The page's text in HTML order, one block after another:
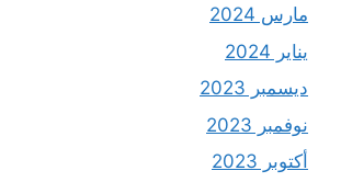
مارس 2024
يناير 2024
ديسمبر 2023
نوفمبر 2023
أكتوبر 2023